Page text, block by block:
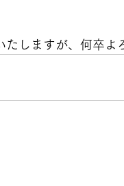
たしますが、何卒よ